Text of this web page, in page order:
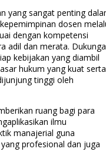
yang sangat penting
dosen
dengan kompetensi
adil dan merata.
kebijakan yang diambil
hukum yang kuat serta
tinggi oleh
ruang bagi para
ilmu
manajerial guna
profesional dan juga